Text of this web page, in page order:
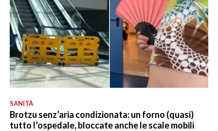
SANITÀ
Brotzu senz’aria condizionata: un forno (quasi)
tutto l’ospedale, bloccate anche le scale mobili